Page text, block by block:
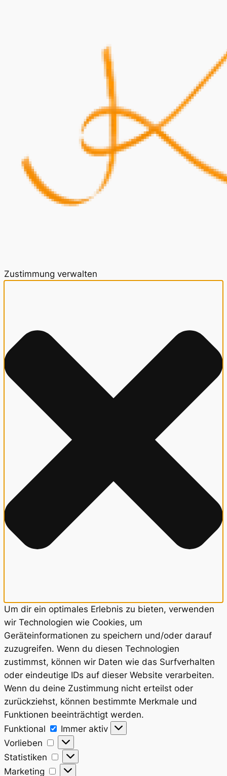
Zustimmung verwalten
Um dir ein optimales Erlebnis zu bieten, verwenden
wir Technologien wie Cookies, um
Geräteinformationen zu speichern und/oder darauf
zuzugreifen. Wenn du diesen Technologien
zustimmst, können wir Daten wie das Surfverhalten
oder eindeutige IDs auf dieser Website verarbeiten.
Wenn du deine Zustimmung nicht erteilst oder
zurückziehst, können bestimmte Merkmale und
Funktionen beeinträchtigt werden.
Funktional
Funktional
Immer aktiv
Vorlieben
Vorlieben
Statistiken
Statistiken
Marketing
Marketing